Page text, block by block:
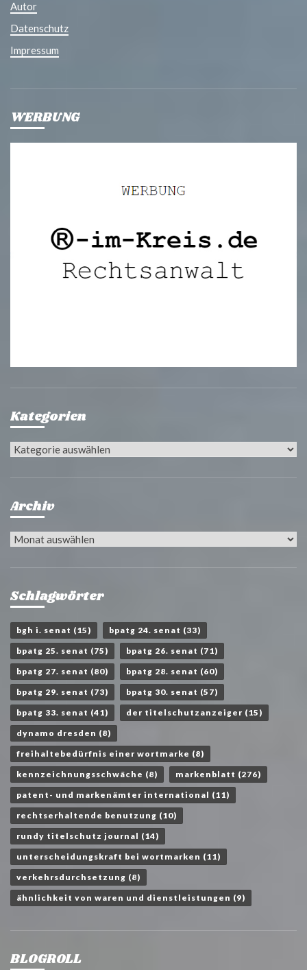
Autor
Datenschutz
Impressum
WERBUNG
Kategorien
Kategorien
Archiv
Archiv
Schlagwörter
bgh i. senat (15) bpatg 24. senat (33)
bpatg 25. senat (75) bpatg 26. senat (71)
bpatg 27. senat (80) bpatg 28. senat (60)
bpatg 29. senat (73) bpatg 30. senat (57)
bpatg 33. senat (41) der titelschutzanzeiger (15)
dynamo dresden (8)
freihaltebedürfnis einer wortmarke (8)
kennzeichnungsschwäche (8) markenblatt (276)
patent- und markenämter international (11)
rechtserhaltende benutzung (10)
rundy titelschutz journal (14)
unterscheidungskraft bei wortmarken (11)
verkehrsdurchsetzung (8)
ähnlichkeit von waren und dienstleistungen (9)
BLOGROLL